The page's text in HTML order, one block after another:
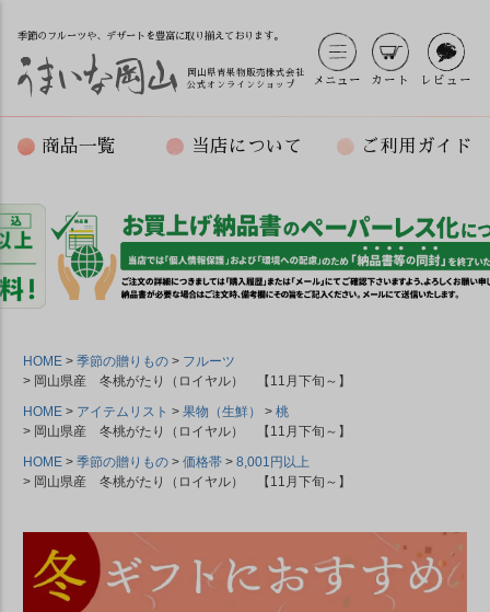
季節のフルーツや、デザートを豊富に取り揃えております。
岡山県青果物販売株式会社
公式オンラインショップ
メニュー カート レビュー
商品一覧 当店について ご利用ガイド
HOME 季節の贈りもの
フルーツ
岡山県産 冬桃がたり（ロイヤル） 【11月下旬～】
HOME
アイテムリスト 果物（生鮮）
桃
岡山県産 冬桃がたり（ロイヤル） 【11月下旬～】
HOME
季節の贈りもの 価格帯
8,001円以上
岡山県産 冬桃がたり（ロイヤル） 【11月下旬～】